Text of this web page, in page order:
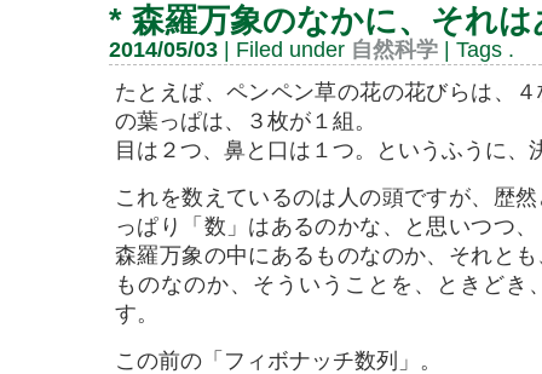
* 森羅万象のなかに、それ
2014/05/03 | Filed under 自然科学 | Tags .
たとえば、ペンペン草の花の花びらは、
の葉っぱは、３枚が１組。
目は２つ、鼻と口は１つ。というふうに、
これを数えているのは人の頭ですが、歴
っぱり「数」はあるのかな、と思いつつ、
森羅万象の中にあるものなのか、 それと
ものなのか、 そういうことを、ときどき
す。
この前の「フィボナッチ数列」。